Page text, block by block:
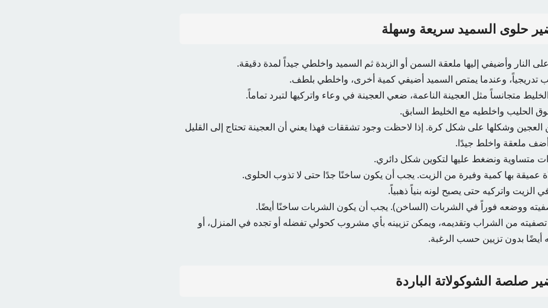
حلوى السميد سريعة وسهلة
النار وأضيفي إليها ملعقة السمن أو الزبدة ثم السميد واخلطي جيداً لمدة دقيقة.
تدريجياً، وعندما يمتص السميد أضيفي كمية أخرى، واخلطي بلطف.
متجانساً مثل العجينة الناعمة، ضعي العجينة في وعاء واتركيها لتبرد تماماً.
الحليب واخلطيه مع الخليط السابق.
وشكلها على شكل كرة. إذا لاحظت وجود تشققات فهذا يعني أن العجينة تحتاج إلى القليل
ملعقة واخلط جيدًا.
متساوية ونضغط عليها لتكوين شكل دائري.
عميقة بها كمية وفيرة من الزيت. يجب أن يكون ساخنًا جدًا حتى لا تذوب الحلوى.
الزيت واتركيه حتى يصبح لونه بنياً ذهبياً.
ووضعه فوراً في الشربات (الساخن). يجب أن يكون الشربات ساخنًا أيضًا.
تصفيته من الشراب وتقديمه، ويمكن تزيينه بأي مشروب كحولي تفضله أو تجده في المنزل، أو
أيضًا بدون تزيين حسب الرغبة.
صلصة الشوكولاتة الباردة